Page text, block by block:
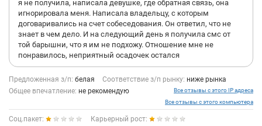
я не получила, написала девушке, где обратная связь, она
игнорировала меня. Написала владельцу, с которым
договаривались на счет собеседования. Он ответил, что не
знает в чем дело. И на следующий день я получила смс от
той барышни, что я им не подхожу. Отношение мне не
понравилось, неприятный осадочек остался
Предложенная з/п: белая Соответствие з/п рынку: ниже рынка
Общее впечатление: не рекомендую
Все отзывы с этого IP адреса
Все отзывы с этого компьютера
Соц.пакет:
Карьерный рост: